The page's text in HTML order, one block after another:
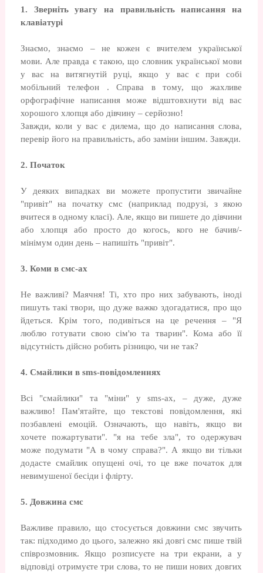
1. Зверніть увагу на правильність написання на
клавіатурі
Знаємо, знаємо – не кожен є вчителем української
мови. Але правда є такою, що словник української мови
у вас на витягнутій руці, якщо у вас є при собі
мобільний телефон . Справа в тому, що жахливе
орфографічне написання може відштовхнути від вас
хорошого хлопця або дівчину – серйозно!
Завжди, коли у вас є дилема, що до написання слова,
перевір його на правильність, або заміни іншим. Завжди.
2. Початок
У деяких випадках ви можете пропустити звичайне
"привіт" на початку смс (наприклад подрузі, з якою
вчитеся в одному класі). Але, якщо ви пишете до дівчини
або хлопця або просто до когось, кого не бачив/-
мінімум один день – напишіть "привіт".
3. Коми в смс-ах
Не важливі? Маячня! Ті, хто про них забувають, іноді
пишуть такі твори, що дуже важко здогадатися, про що
йдеться. Крім того, подивіться на це речення – "Я
люблю готувати свою сім'ю та тварин". Кома або її
відсутність дійсно робить різницю, чи не так?
4. Смайлики в sms-повідомленнях
Всі "смайлики" та "міни" у sms-ах, – дуже, дуже
важливо! Пам'ятайте, що текстові повідомлення, які
позбавлені емоцій. Означають, що навіть, якщо ви
хочете пожартувати". "я на тебе зла", то одержувач
може подумати "А в чому справа?". А якщо ви тільки
додасте смайлик опущені очі, то це вже початок для
невимушеної бесіди і флірту.
5. Довжина смс
Важливе правило, що стосується довжини смс звучить
так: підходимо до цього, залежно які довгі смс пише твій
співрозмовник. Якщо розписуєте на три екрани, а у
відповіді отримуєте три слова, то не пиши нових довгих